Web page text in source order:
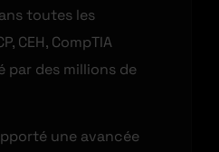
toutes les
CEH, CompTIA
par des millions de
une avancée